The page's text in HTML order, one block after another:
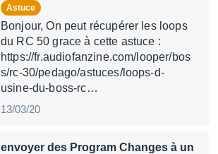
Astuce
Bonjour, On peut récupérer les loops
du RC 50 grace à cette astuce :
https://fr.audiofanzine.com/looper/bos
s/rc-30/pedago/astuces/loops-d-
usine-du-boss-rc…
13/03/20
envoyer des Program Changes à un